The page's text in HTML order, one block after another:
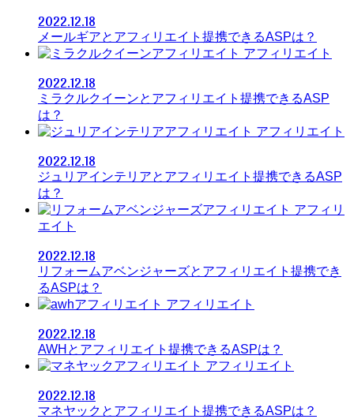
2022.12.18
メールギアとアフィリエイト提携できるASPは？
アフィリエイト
2022.12.18
ミラクルクイーンとアフィリエイト提携できるASP
は？
アフィリエイト
2022.12.18
ジュリアインテリアとアフィリエイト提携できるASP
は？
アフィリ
エイト
2022.12.18
リフォームアベンジャーズとアフィリエイト提携でき
るASPは？
アフィリエイト
2022.12.18
AWHとアフィリエイト提携できるASPは？
アフィリエイト
2022.12.18
マネヤックとアフィリエイト提携できるASPは？